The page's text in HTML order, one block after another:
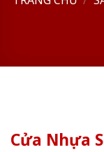
Cửa Nhựa